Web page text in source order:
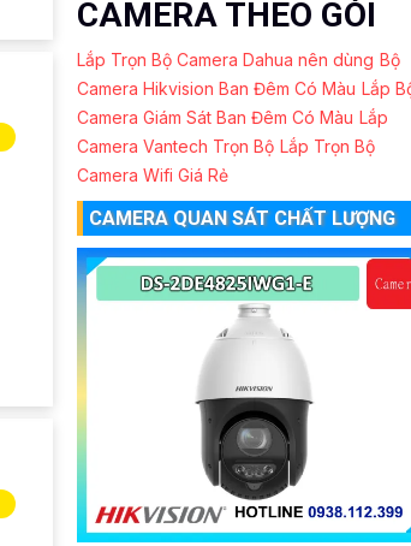
CAMERA THEO GÓI
Lắp Trọn Bộ Camera Dahua nên dùng Bộ
Camera Hikvision Ban Đêm Có Màu Lắp
Camera Giám Sát Ban Đêm Có Màu Lắp
Camera Vantech Trọn Bộ Lắp Trọn Bộ
Camera Wifi Giá Rẻ
CAMERA QUAN SÁT CHẤT LƯỢNG